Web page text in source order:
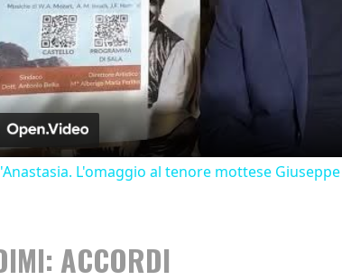
Video
L'omaggio al tenore mottese
ACCORDI